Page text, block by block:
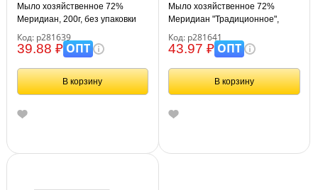
Мыло хозяйственное 72%
Меридиан, 200г, без упаковки
Код: р281639
39.88 ₽ОПТ
В корзину
Мыло хозяйственное 72%
Меридиан "Традиционное",
Код: р281641
43.97 ₽ОПТ
В корзину